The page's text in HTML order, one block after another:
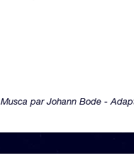
Musca par Johann Bode -